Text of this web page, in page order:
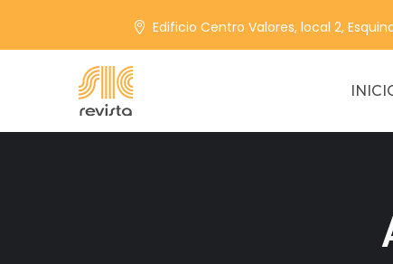
Edificio Centro Valores, local 2,